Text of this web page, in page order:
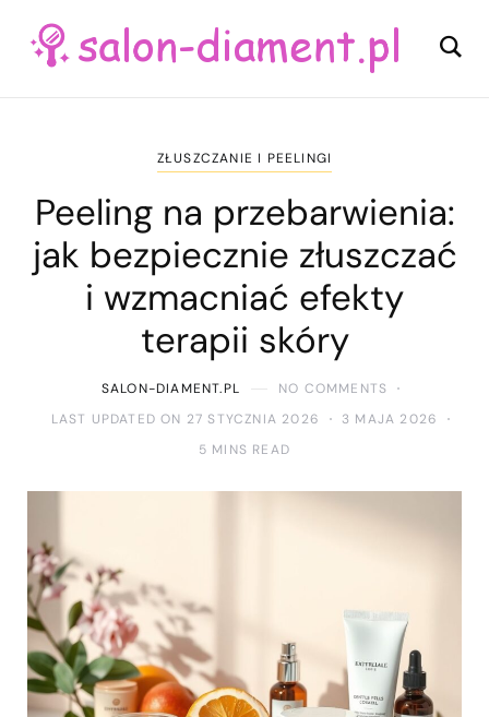
ZŁUSZCZANIE I PEELINGI
Peeling na przebarwienia:
jak bezpiecznie złuszczać
i wzmacniać efekty
terapii skóry
SALON-DIAMENT.PL
NO COMMENTS
LAST UPDATED ON 27 STYCZNIA 2026
3 MAJA 2026
5 MINS READ